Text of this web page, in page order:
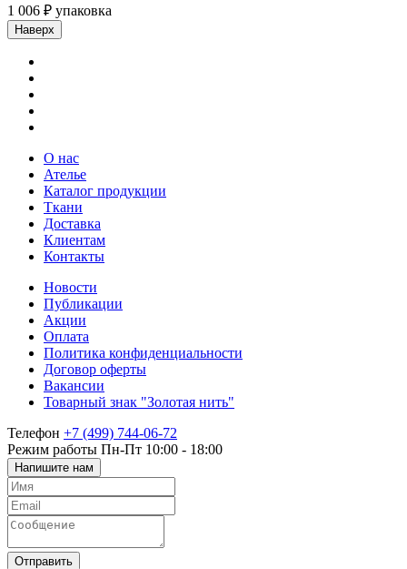
1 006 ₽ упаковка
Наверх
О нас
Ателье
Каталог продукции
Ткани
Доставка
Клиентам
Контакты
Новости
Публикации
Акции
Оплата
Политика конфиденциальности
Договор оферты
Вакансии
Товарный знак "Золотая нить"
Телефон +7 (499) 744-06-72
Режим работы Пн-Пт 10:00 - 18:00
Напишите нам
Отправить